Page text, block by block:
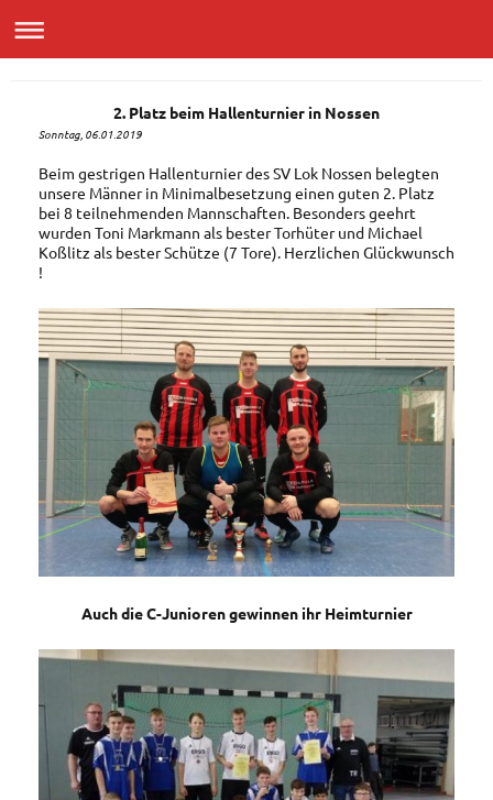
2. Platz beim Hallenturnier in Nossen
Sonntag, 06.01.2019
Beim gestrigen Hallenturnier des SV Lok Nossen belegten
unsere Männer in Minimalbesetzung einen guten 2. Platz
bei 8 teilnehmenden Mannschaften. Besonders geehrt
wurden Toni Markmann als bester Torhüter und Michael
Koßlitz als bester Schütze (7 Tore). Herzlichen Glückwunsch
!
Auch die C-Junioren gewinnen ihr Heimturnier